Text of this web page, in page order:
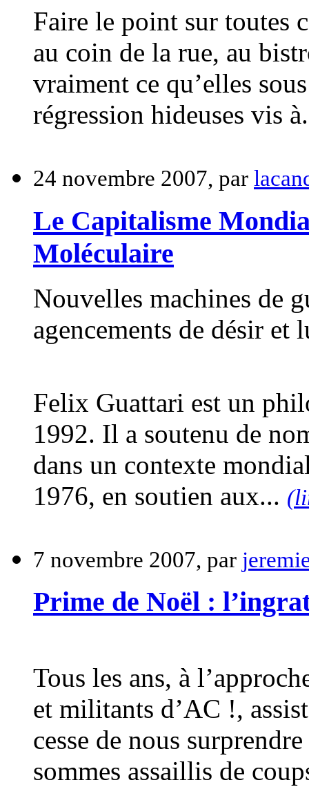
Faire le point sur toutes
au coin de la rue, au
vraiment ce qu’elles
régression hideuses vis
24 novembre 2007, par
Le Capitalisme
Moléculaire
Nouvelles machines de
agencements de désir et
Felix Guattari est un
1992. Il a soutenu de
dans un contexte
1976, en soutien aux...
7 novembre 2007, par
Prime de Noël :
Tous les ans, à
et militants d’AC !,
cesse de nous
sommes assaillis de